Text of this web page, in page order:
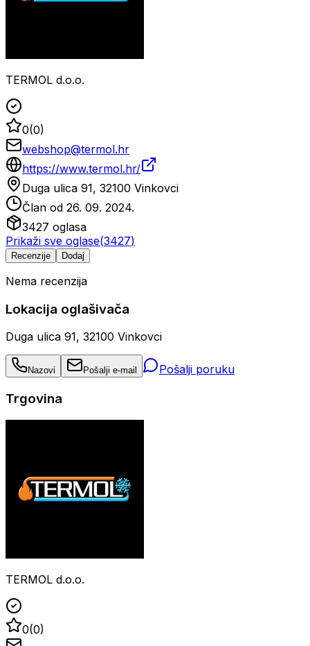
TERMOL d.o.o.
0(0)
webshop@termol.hr
https://www.termol.hr/
Duga ulica 91, 32100 Vinkovci
Član od 26. 09. 2024.
3427 oglasa
Prikaži sve oglase(3427)
Recenzije Dodaj
Nema recenzija
Lokacija oglašivača
Duga ulica 91, 32100 Vinkovci
Nazovi Pošalji e-mail Pošalji poruku
Trgovina
TERMOL d.o.o.
0(0)